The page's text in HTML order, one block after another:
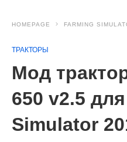
HOMEPAGE FARMING
ТРАКТОРЫ
Мод
650 v2.5
Simulator